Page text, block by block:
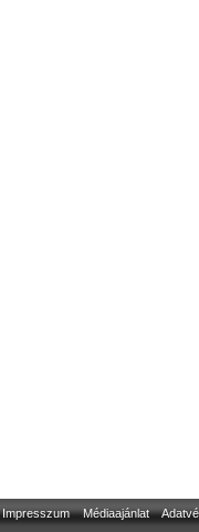
Impresszum Médiaajánlat